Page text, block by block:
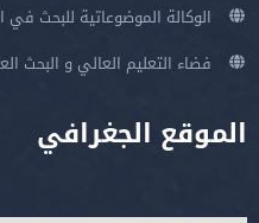
الوكالة الموضوعاتية للبحث في
فضاء التعليم العالي و البحث
الموقع الجغرافي